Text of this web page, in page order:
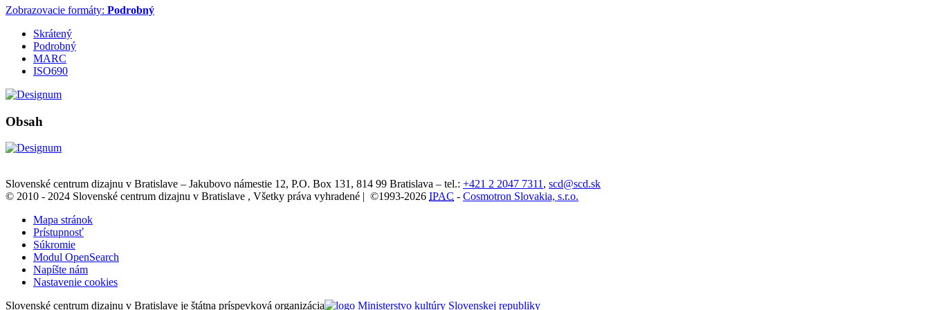
Zobrazovacie formáty: Podrobný
Skrátený
Podrobný
MARC
ISO690
Obsah
Slovenské centrum dizajnu v Bratislave – Jakubovo námestie 12, P.O. Box 131, 814 99 Bratislava – tel.: +421 2 2047 7311 , scd@scd.sk
© 2010 - 2024 Slovenské centrum dizajnu v Bratislave , Všetky práva vyhradené | ©1993-2026 IPAC - Cosmotron Slovakia, s.r.o.
Mapa stránok
Prístupnosť
Súkromie
Modul OpenSearch
Napíšte nám
Nastavenie cookies
Slovenské centrum dizajnu v Bratislave je štátna príspevková organizácia